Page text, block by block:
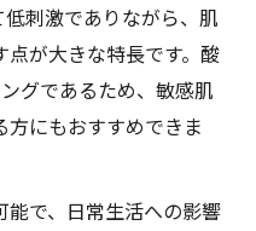
きるダクトピールの
期待される理由
有効な理由を徹底解
れるダクトピールの
刺激でありながら、肌
が大きな特長です。酸
グであるため、敏感肌
にもおすすめできま
で、日常生活への影響